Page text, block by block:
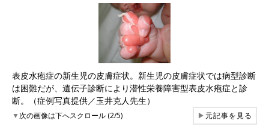
表皮水疱症の新生児の皮膚症状。新生児の皮膚症状では病型診断
は困難だが、遺伝子診断により潜性栄養障害型表皮水疱症と診
断。（症例写真提供／玉井克人先生）
▼次の画像は下へスクロール (2/5) ▶元記事を見る